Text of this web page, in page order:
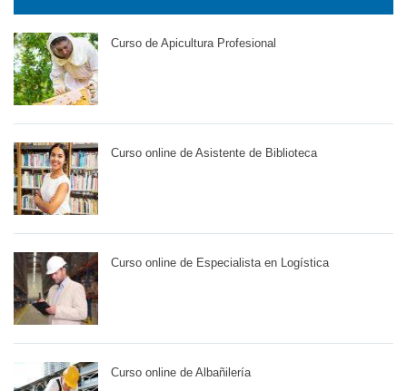
Curso de Apicultura Profesional
Curso online de Asistente de Biblioteca
Curso online de Especialista en Logística
Curso online de Albañilería